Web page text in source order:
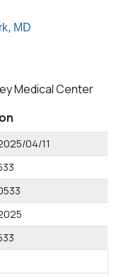
MD
Medical Center
04/11